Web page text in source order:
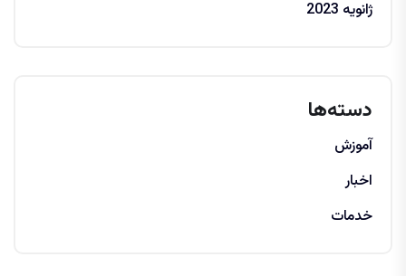
ژانویه 2023
دسته‌ها
آموزش
اخبار
خدمات